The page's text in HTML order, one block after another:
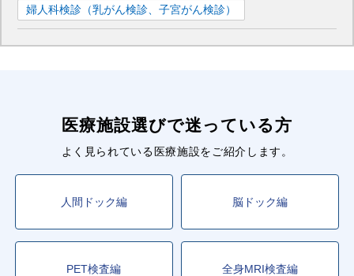
婦人科検診（乳がん検診、子宮がん検診）
医療施設選びで迷っている方
よく見られている医療施設をご紹介します。
人間ドック編 脳ドック編
PET検査編 全身MRI検査編